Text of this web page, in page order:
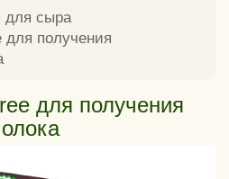
для сыра
получения
для получения